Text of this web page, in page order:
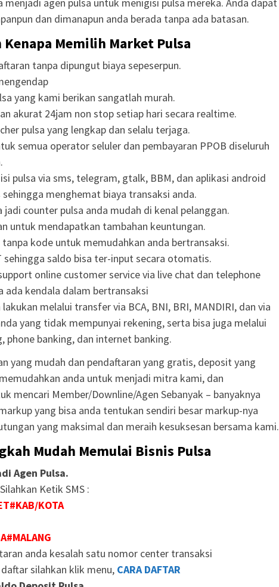
dan dimanapun anda berada tanpa ada batasan.
Kenapa Memilih Market Pulsa
tanpa dipungut biaya sepeserpun.
yang kami berikan sangatlah murah.
akurat 24jam non stop setiap hari secara realtime.
pulsa yang lengkap dan selalu terjaga.
semua operator seluler dan pembayaran PPOB diseluruh
pulsa via sms, telegram, gtalk, BBM, dan aplikasi android
menghemat biaya transaksi anda.
jadi counter pulsa anda mudah di kenal pelanggan.
untuk mendapatkan tambahan keuntungan.
kode untuk memudahkan anda bertransaksi.
sehingga saldo bisa ter-input secara otomatis.
online customer service via live chat dan telephone
ada kendala dalam bertransaksi
melalui transfer via BCA, BNI, BRI, MANDIRI, dan via
yang tidak mempunyai rekening, serta bisa juga melalui
phone banking, dan internet banking.
yang mudah dan pendaftaran yang gratis, deposit yang
anda untuk menjadi mitra kami, dan
mencari Member/Downline/Agen Sebanyak – banyaknya
yang bisa anda tentukan sendiri besar markup-nya
yang maksimal dan meraih kesuksesan bersama kami.
Mudah Memulai Bisnis Pulsa
Agen Pulsa.
Ketik SMS :
KOTA
anda kesalah satu nomor center transaksi
silahkan klik menu, CARA DAFTAR